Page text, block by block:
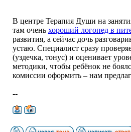
В центре Терапия Души на
там очень хороший логопед в
развития, а сейчас дочь
устаю. Специалист сразу
(уздечка, тонус) и оценивает
методики, чтобы ребёнок не
комиссии оформить – нам
--